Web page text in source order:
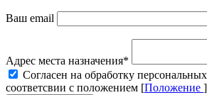
Ваш email
Адрес места назначения*
Cогласен на обработку
соответсвии с положением [Положение ]